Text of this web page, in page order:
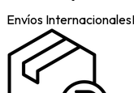
Envíos Internacionales